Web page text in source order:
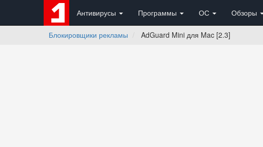
Антивирусы Программы ОС Обзоры
Блокировщики рекламы AdGuard Mini для Mac [2.3]